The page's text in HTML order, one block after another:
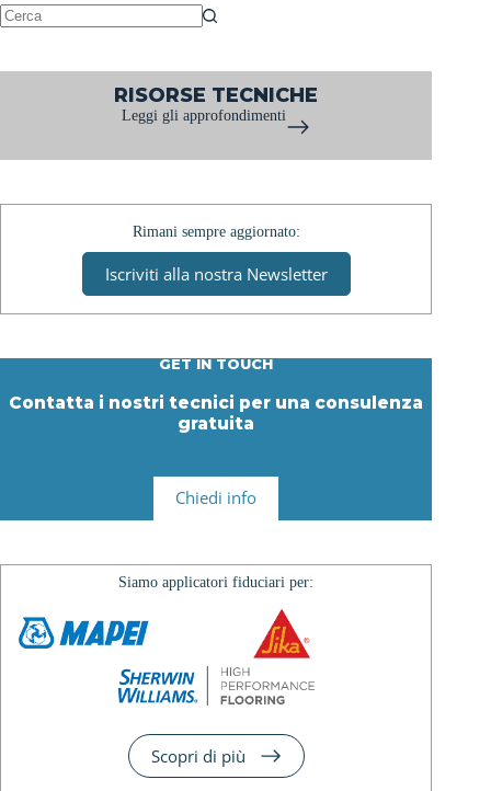
Babila
M4
Milano
RISORSE TECNICHE
Leggi gli approfondimenti
Rimani sempre aggiornato:
Iscriviti alla nostra Newsletter
GET IN TOUCH
Contatta i nostri tecnici per una consulenza
gratuita
Chiedi info
Siamo applicatori fiduciari per:
Scopri di più